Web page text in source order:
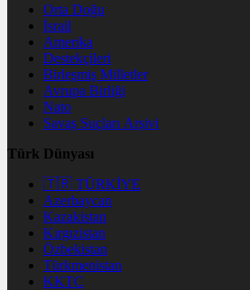
Orta Doğu
İsrail
Amerika
Destekçileri
Birleşmiş Milletler
Avrupa Birliği
Nato
Savaş Suçları Arşivi
Türk Dünyası
🇹🇷 TÜRKİYE
Azerbaycan
Kazakistan
Kırgızistan
Özbekistan
Türkmenistan
KKTC